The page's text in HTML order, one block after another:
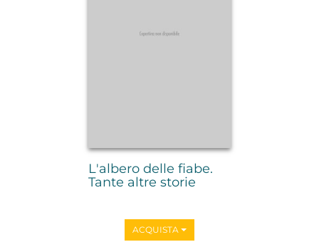
L'albero delle fiabe.
Tante altre storie
ACQUISTA